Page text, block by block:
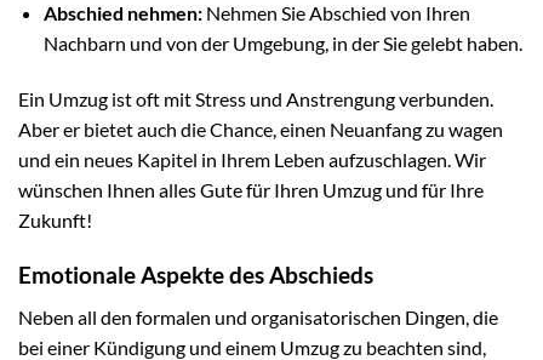
Abschied nehmen:Nehmen Sie Abschied von Ihren
Nachbarn und von der Umgebung, in der Sie gelebt haben.
Ein Umzug ist oft mit Stress und Anstrengung verbunden.
Aber er bietet auch die Chance, einen Neuanfang zu wagen
und ein neues Kapitel in Ihrem Leben aufzuschlagen. Wir
wünschen Ihnen alles Gute für Ihren Umzug und für Ihre
Zukunft!
Emotionale Aspekte des Abschieds
Neben all den formalen und organisatorischen Dingen, die
bei einer Kündigung und einem Umzug zu beachten sind,